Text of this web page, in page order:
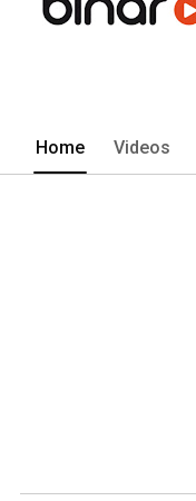
Home Videos